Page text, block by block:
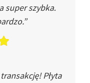
super szybka.
Płyta